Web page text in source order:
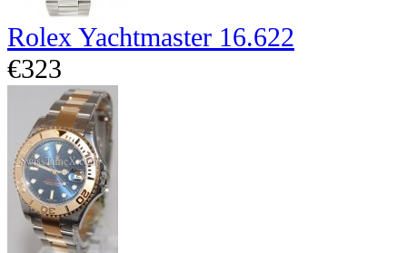
Rolex Yachtmaster 16.622
€323